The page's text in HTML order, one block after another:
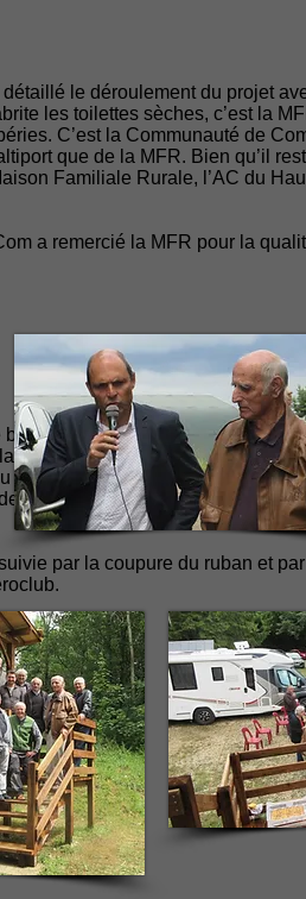
le déroulement du projet
les toilettes sèches, c’est la
C’est la Communauté de
que de la MFR. Bien qu’il
Familiale Rurale, l’AC du
a remercié la MFR pour la
plateforme de l’Altiport. Il a
MFR et son école du bois, qui
d’Hauteville regroupée
son soutien pour obtenir des
par la coupure du ruban et